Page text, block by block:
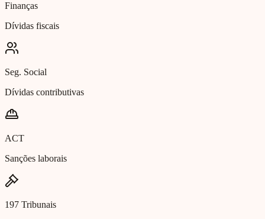
Finanças
Dívidas fiscais
Seg. Social
Dívidas contributivas
ACT
Sanções laborais
197 Tribunais